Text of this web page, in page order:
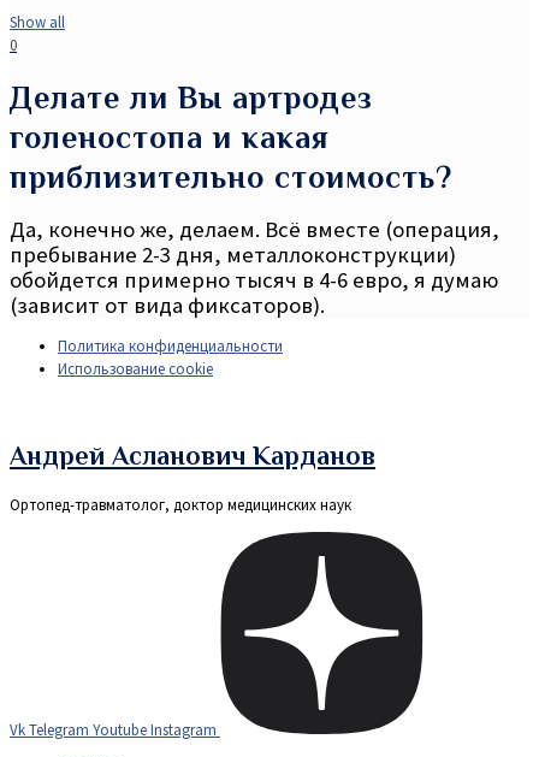
Show all
0
Делате ли Вы артродез
голеностопа и какая
приблизительно стоимость?
Да, конечно же, делаем. Всё вместе (операция,
пребывание 2-3 дня, металлоконструкции)
обойдется примерно тысяч в 4-6 евро, я думаю
(зависит от вида фиксаторов).
Политика конфиденциальности
Использование cookie
Андрей Асланович Карданов
Ортопед-травматолог, доктор медицинских наук
VkTelegram YoutubeInstagram